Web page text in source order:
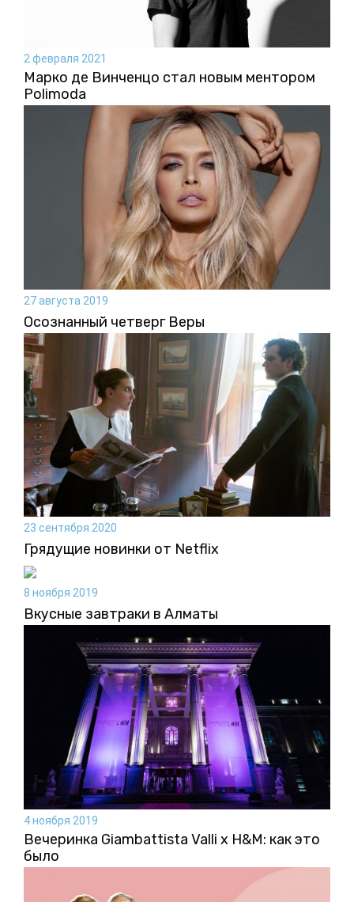
2 февраля 2021
Марко де Винченцо стал новым ментором
Polimoda
27 августа 2019
Осознанный четверг Веры
23 сентября 2020
Грядущие новинки от Netflix
8 ноября 2019
Вкусные завтраки в Алматы
4 ноября 2019
Вечеринка Giambattista Valli x H&M: как это
было